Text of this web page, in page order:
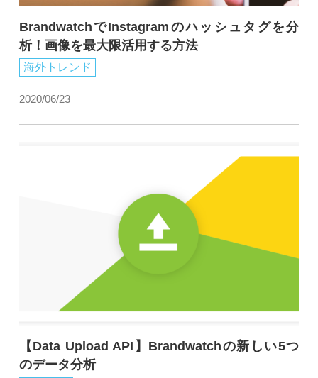
BrandwatchでInstagramのハッシュタグを分
析！画像を最大限活用する方法
海外トレンド
2020/06/23
【Data Upload API】Brandwatchの新しい5つ
のデータ分析